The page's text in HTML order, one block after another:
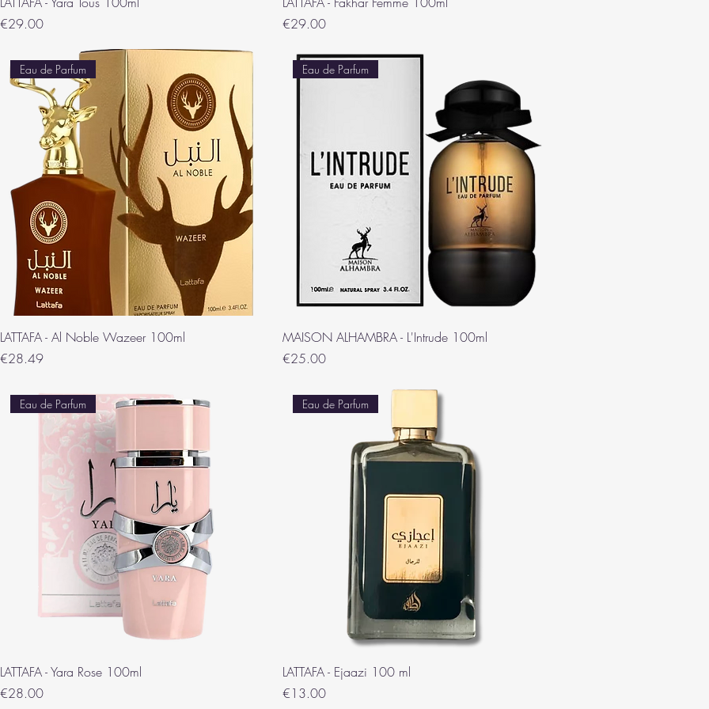
Price
€29.00
Price
€29.00
Eau de Parfum
LATTAFA - Al Noble Wazeer 100ml
Price
€28.49
Eau de Parfum
MAISON ALHAMBRA - L'Intrude 100ml
Price
€25.00
Eau de Parfum
LATTAFA - Yara Rose 100ml
Price
€28.00
Eau de Parfum
LATTAFA - Ejaazi 100 ml
Price
€13.00